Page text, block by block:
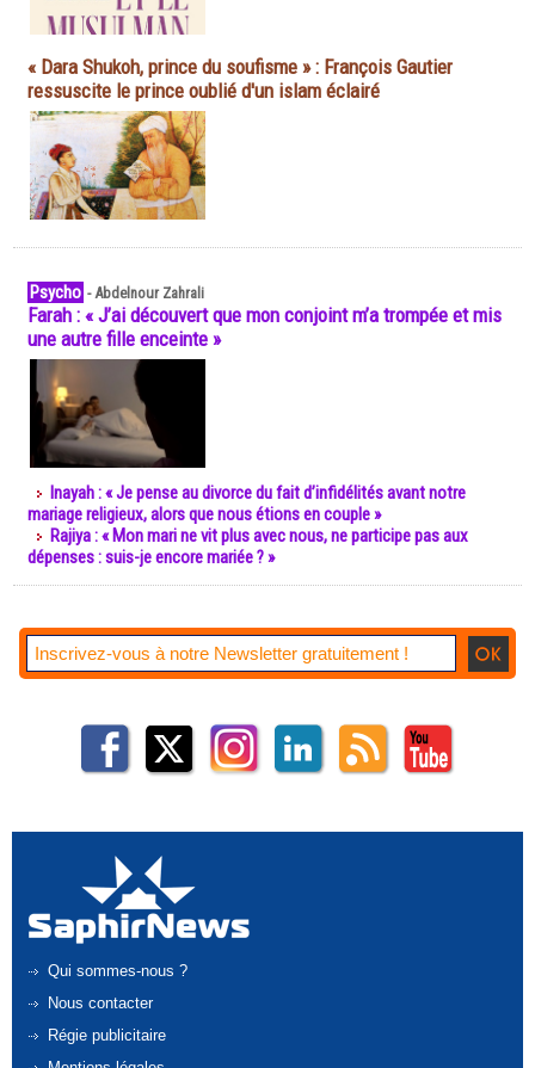
« Dara Shukoh, prince du soufisme » : François Gautier
ressuscite le prince oublié d'un islam éclairé
Psycho -Abdelnour Zahrali
Farah : « J’ai découvert que mon conjoint m’a trompée et mis
une autre fille enceinte »
Inayah : « Je pense au divorce du fait d’infidélités avant notre
mariage religieux, alors que nous étions en couple »
Rajiya : « Mon mari ne vit plus avec nous, ne participe pas aux
dépenses : suis-je encore mariée ? »
Qui sommes-nous ?
Nous contacter
Régie publicitaire